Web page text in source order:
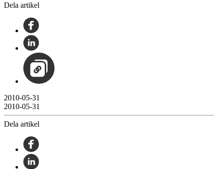
Dela artikel
2010-05-31
2010-05-31
Dela artikel